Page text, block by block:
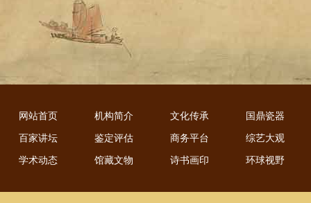
网站首页 机构简介 文化传承 国鼎瓷器
百家讲坛 鉴定评估 商务平台 综艺大观
学术动态 馆藏文物 诗书画印 环球视野